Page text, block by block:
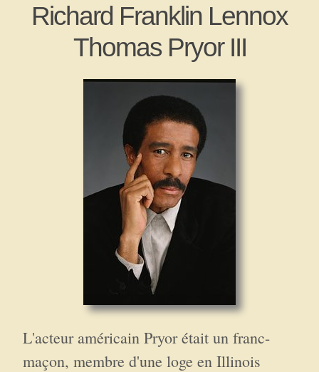
Richard Franklin Lennox
Thomas Pryor III
L'acteur américain Pryor était un franc-
maçon, membre d'une loge en Illinois